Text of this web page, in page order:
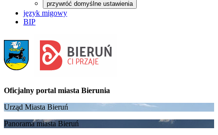
przywróć domyślne ustawienia
język migowy
BIP
Oficjalny portal miasta Bierunia
Urząd Miasta Bieruń
Panorama miasta Bieruń